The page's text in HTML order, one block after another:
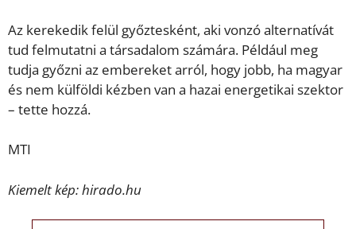
Az kerekedik felül győztesként, aki vonzó alternatívát
tud felmutatni a társadalom számára. Például meg
tudja győzni az embereket arról, hogy jobb, ha magyar
és nem külföldi kézben van a hazai energetikai szektor
– tette hozzá.
MTI
Kiemelt kép: hirado.hu